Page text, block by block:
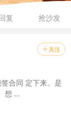
复 抢沙发
 关注
合同 定下来。是
想 ...